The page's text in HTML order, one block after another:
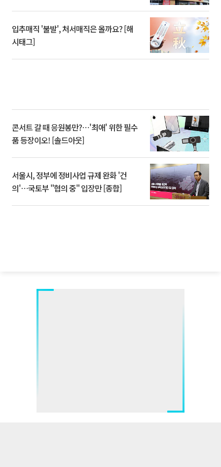
입추매직 '불발', 처서매직은 올까요? [해
시태그]
콘서트 갈 때 응원봉만?⋯'최애' 위한 필수
품 등장이오! [솔드아웃]
서울시, 정부에 정비사업 규제 완화 '건
의'⋯국토부 "협의 중" 입장만 [종합]